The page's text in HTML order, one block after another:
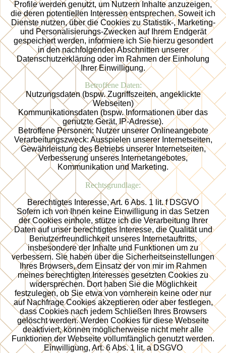
Profile werden genutzt, um Nutzern Inhalte anzuzeigen,
die deren potentiellen Interessen entsprechen. Soweit ich
Dienste nutzen, über die Cookies zu Statistik-, Marketing-
und Personalisierungs-Zwecken auf Ihrem Endgerät
gespeichert werden, informiere ich Sie hierzu gesondert
in den nachfolgenden Abschnitten unserer
Datenschutzerklärung oder im Rahmen der Einholung
Ihrer Einwilligung.
Betroffene Daten:
Nutzungsdaten (bspw. Zugriffszeiten, angeklickte
Webseiten)
Kommunikationsdaten (bspw. Informationen über das
genutzte Gerät, IP-Adresse).
Betroffene Personen: Nutzer unserer Onlineangebote
Verarbeitungszweck: Ausspielen unserer Internetseiten,
Gewährleistung des Betriebs unserer Internetseiten,
Verbesserung unseres Internetangebotes,
Kommunikation und Marketing.
Rechtsgrundlage:
Berechtigtes Interesse, Art. 6 Abs. 1 lit. f DSGVO
Sofern ich von Ihnen keine Einwilligung in das Setzen
der Cookies einhole, stütze ich die Verarbeitung Ihrer
Daten auf unser berechtigtes Interesse, die Qualität und
Benutzerfreundlichkeit unseres Internetauftritts,
insbesondere der Inhalte und Funktionen um zu
verbessern. Sie haben über die Sicherheitseinstellungen
Ihres Browsers, dem Einsatz der von mir im Rahmen
meines berechtigten Interesses gesetzten Cookies zu
widersprechen. Dort haben Sie die Möglichkeit
festzulegen, ob Sie etwa von vornherein keine oder nur
auf Nachfrage Cookies akzeptieren oder aber festlegen,
dass Cookies nach jedem Schließen Ihres Browsers
gelöscht werden. Werden Cookies für diese Webseite
deaktiviert, können möglicherweise nicht mehr alle
Funktionen der Webseite vollumfänglich genutzt werden.
Einwilligung, Art. 6 Abs. 1 lit. a DSGVO